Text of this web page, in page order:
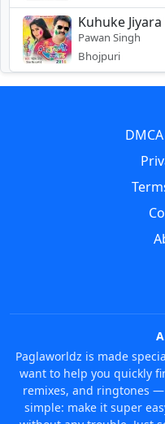
Kuhuke
Pawan Singh
Bhojpuri
Paglaworldz is made
want to help you quickly
remixes, and ringtones
simple: make it super